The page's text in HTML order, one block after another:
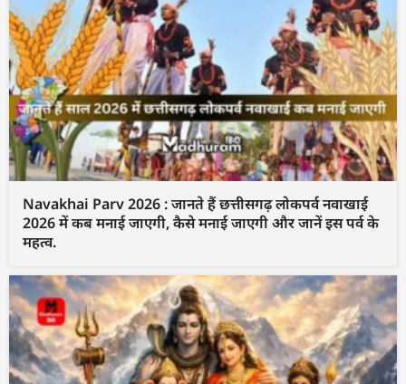
Navakhai Parv 2026 : जानते हैं छत्तीसगढ़ लोकपर्व नवाखाई
2026 में कब मनाई जाएगी, कैसे मनाई जाएगी और जानें इस पर्व के
महत्व.